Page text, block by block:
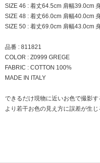
SIZE 46 : 着丈64.5cm 肩幅39.0cm
SIZE 48 : 着丈66.0cm 肩幅40.0cm
SIZE 50 : 着丈69.0cm 肩幅43.0cm
品番 : 811821
COLOR : Z0999 GREGE
FABRIC : COTTON 100%
MADE IN ITALY
できるだけ現物に近いお色で撮影
より若干お色の見え方に誤差が生